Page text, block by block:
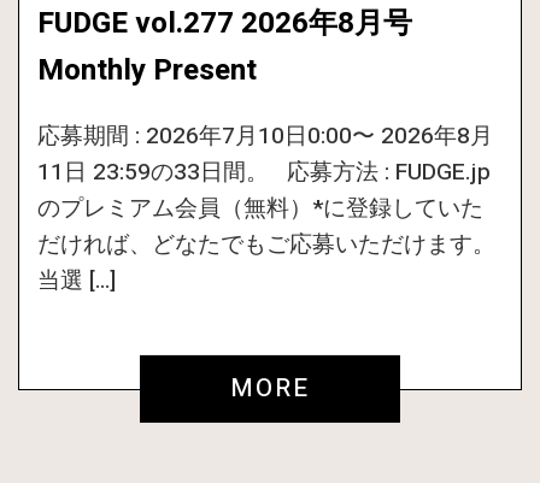
FUDGE vol.277 2026年8月号
Monthly Present
応募期間 : 2026年7月10日0:00〜 2026年8月
11日 23:59の33日間。 応募方法 : FUDGE.jp
のプレミアム会員（無料）*に登録していた
だければ、どなたでもご応募いただけます。
当選 […]
MORE